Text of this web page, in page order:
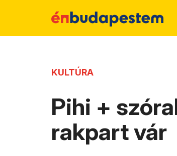
KULTÚRA
Pihi +
rakpart vár